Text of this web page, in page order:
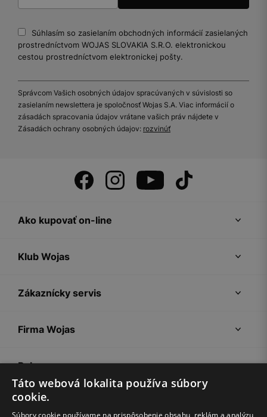
Súhlasím so zasielaním obchodných informácií zasielaných
prostredníctvom WOJAS SLOVAKIA S.R.O. elektronickou
cestou prostredníctvom elektronickej pošty.
Správcom Vašich osobných údajov spracúvaných v súvislosti so
zasielaním newslettera je spoločnosť Wojas S.A. Viac informácií o
zásadách spracovania údajov vrátane vašich práv nájdete v
Zásadách ochrany osobných údajov: rozvinúť
Ako kupovať on-line
Klub Wojas
Zákaznícky servis
Firma Wojas
Pokyny
Táto webová lokalita používa súbory
cookie.
Súbory cookie používame na prispôsobenie obsahu, reklám a analýzu